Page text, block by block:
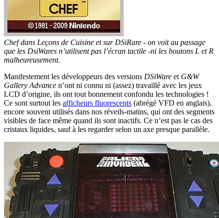
Chef dans Leçons de Cuisine et sur DSiRare - on voit au passage
que les DsiWares n’utilisent pas l’écran tactile -ni les boutons L et R
malheureusement.
Manifestement les développeurs des versions DSiWare et G&W
Gallery Advance n’ont ni connu ni (assez) travaillé avec les jeux
LCD d’origine, ils ont tout bonnement confondu les technologies !
Ce sont surtout les afficheurs fluorescents (abrégé VFD en anglais),
encore souvent utilisés dans nos réveils-matins, qui ont des segments
visibles de face même quand ils sont inactifs. Ce n’est pas le cas des
cristaux liquides, sauf à les regarder selon un axe presque parallèle.